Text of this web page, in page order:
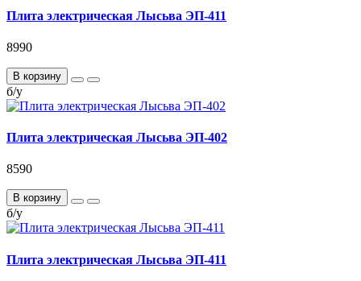
Плита электрическая Лысьва ЭП-411
8990
В корзину
б/у
Плита электрическая Лысьва ЭП-402
8590
В корзину
б/у
Плита электрическая Лысьва ЭП-411